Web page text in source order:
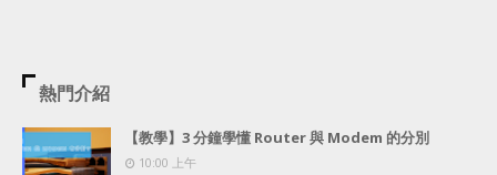
熱門介紹
【教學】3 分鐘學懂 Router 與 Modem 的分別
10:00 上午